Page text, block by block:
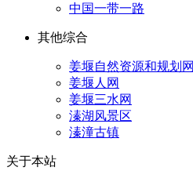
中国一带一路
其他综合
姜堰自然资源和规划网
姜堰人网
姜堰三水网
溱湖风景区
溱潼古镇
关于本站